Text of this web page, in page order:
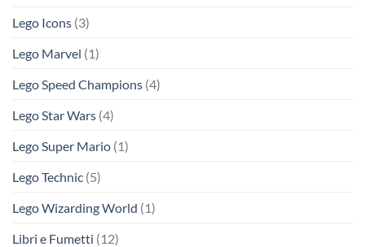
Lego Icons (3)
Lego Marvel (1)
Lego Speed Champions (4)
Lego Star Wars (4)
Lego Super Mario (1)
Lego Technic (5)
Lego Wizarding World (1)
Libri e Fumetti (12)